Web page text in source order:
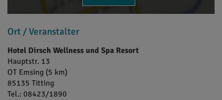
Ort / Veranstalter
Hotel Dirsch Wellness und Spa Resort
Hauptstr. 13
OT Emsing (5 km)
85135 Titting
Tel.: 08423/1890